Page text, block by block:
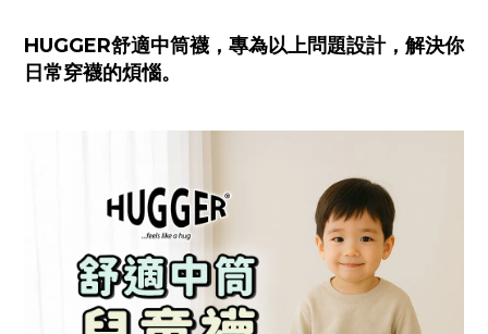
HUGGER舒適中筒襪，專為以上問題設計，解決你
日常穿襪的煩惱。